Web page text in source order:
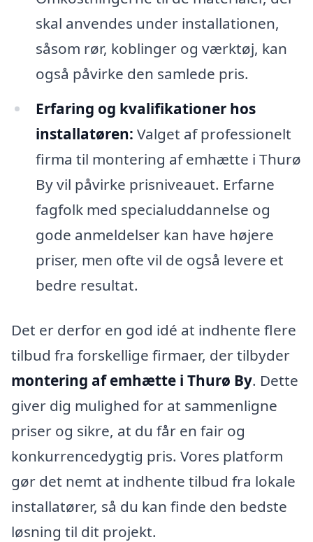
skal anvendes under installationen,
såsom rør, koblinger og værktøj, kan
også påvirke den samlede pris.
Erfaring og kvalifikationer hos
installatøren: Valget af professionelt
firma til montering af emhætte i Thurø
By vil påvirke prisniveauet. Erfarne
fagfolk med specialuddannelse og
gode anmeldelser kan have højere
priser, men ofte vil de også levere et
bedre resultat.
Det er derfor en god idé at indhente flere
tilbud fra forskellige firmaer, der tilbyder
montering af emhætte i Thurø By. Dette
giver dig mulighed for at sammenligne
priser og sikre, at du får en fair og
konkurrencedygtig pris. Vores platform
gør det nemt at indhente tilbud fra lokale
installatører, så du kan finde den bedste
løsning til dit projekt.